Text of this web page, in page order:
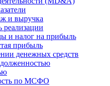
и выручка
реализации
и налог на прибыль
прибыль
денежных средств
по МСФО